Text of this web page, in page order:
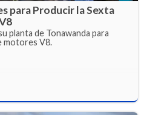
para Producir la Sexta
planta de Tonawanda para
motores V8.